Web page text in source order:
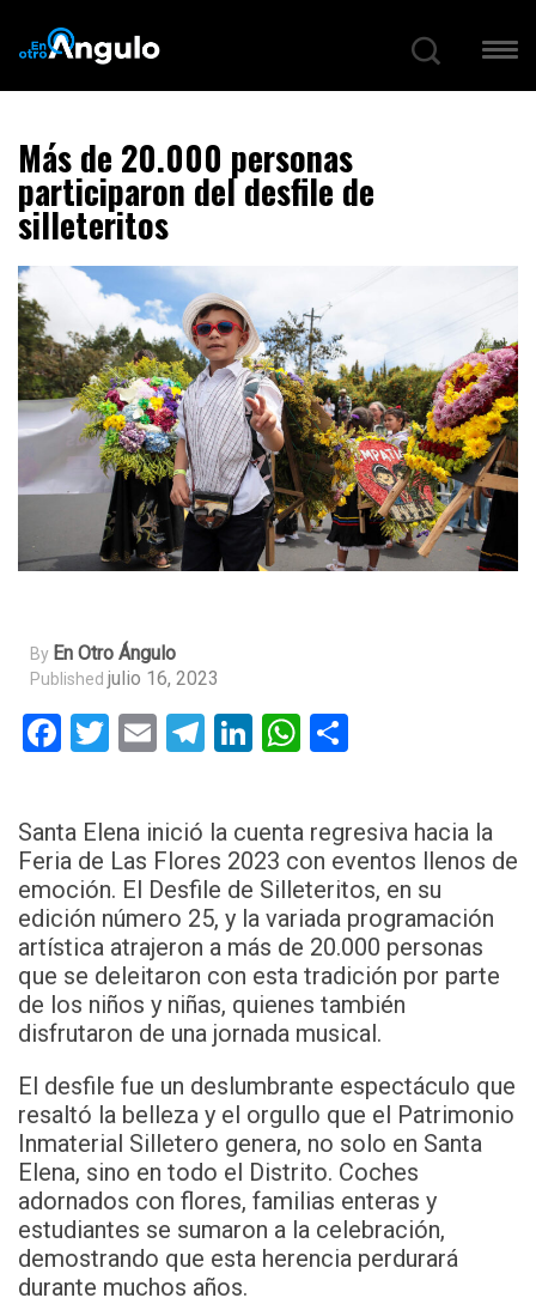
Más de 20.000 personas
participaron del desfile de
silleteritos
By En Otro Ángulo
Published julio 16, 2023
Facebook
Twitter
EmailTelegram
LinkedIn
WhatsApp
Santa Elena inició la cuenta regresiva hacia la
Feria de Las Flores 2023 con eventos llenos de
emoción. El Desfile de Silleteritos, en su
edición número 25, y la variada programación
artística atrajeron a más de 20.000 personas
que se deleitaron con esta tradición por parte
de los niños y niñas, quienes también
disfrutaron de una jornada musical.
El desfile fue un deslumbrante espectáculo que
resaltó la belleza y el orgullo que el Patrimonio
Inmaterial Silletero genera, no solo en Santa
Elena, sino en todo el Distrito. Coches
adornados con flores, familias enteras y
estudiantes se sumaron a la celebración,
demostrando que esta herencia perdurará
durante muchos años.